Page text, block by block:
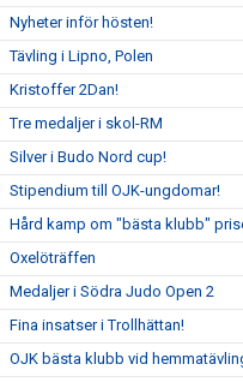
MEDLEMSKAP
WEBSHOP
Nyheter inför hösten!
Tävling i Lipno, Polen
Kristoffer 2Dan!
Tre medaljer i skol-RM
Silver i Budo Nord cup!
Stipendium till OJK-ungdomar!
Hård kamp om "bästa klubb"
Oxelöträffen
Medaljer i Södra Judo Open 2
Fina insatser i Trollhättan!
OJK bästa klubb vid